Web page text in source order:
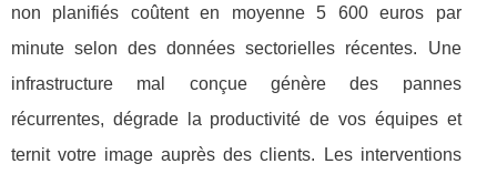
non planifiés coûtent en moyenne 5 600 euros par
minute selon des données sectorielles récentes. Une
infrastructure mal conçue génère des pannes
récurrentes, dégrade la productivité de vos équipes et
ternit votre image auprès des clients. Les interventions